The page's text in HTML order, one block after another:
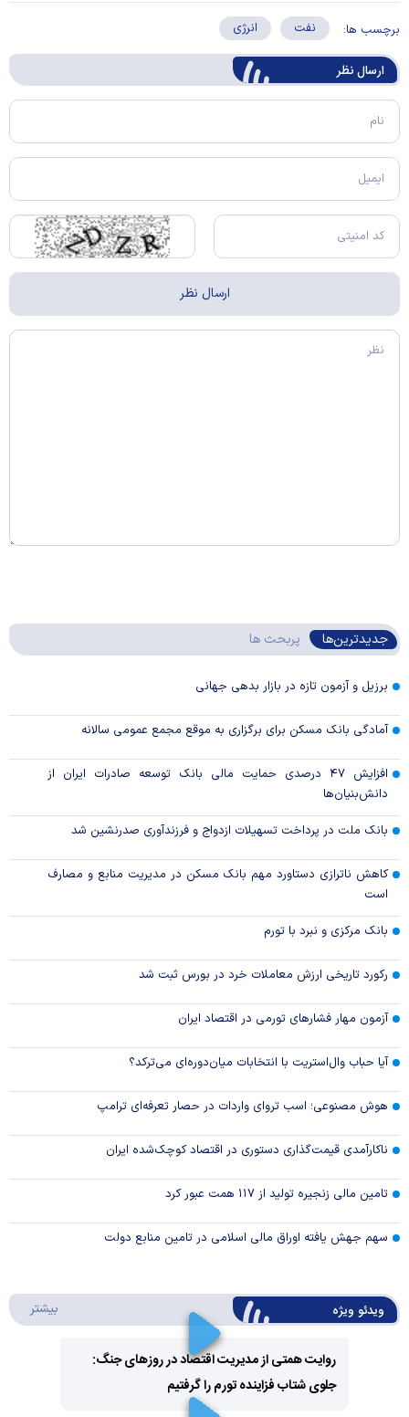
برچسب ها: نفت انرژی
ارسال‌ نظر
جدیدترین‌ها پربحث ها
برزیل و آزمون تازه در بازار بدهی جهانی
آمادگی بانک مسکن برای برگزاری به موقع مجمع عمومی سالانه
افزایش ۴۷ درصدی حمایت مالی بانک توسعه صادرات ایران از
دانش‌بنیان‌ها
بانک ملت در پرداخت تسهیلات ازدواج و فرزندآوری صدرنشین شد
کاهش ناترازی دستاورد مهم بانک مسکن در مدیریت منابع و مصارف
است
بانک مرکزی و نبرد با تورم
رکورد تاریخی ارزش معاملات خرد در بورس ثبت شد
آزمون مهار فشار‌های تورمی در اقتصاد ایران
آیا حباب وال‌استریت با انتخابات میان‌دوره‌ای می‌ترکد؟
هوش مصنوعی؛ اسب تروای واردات در حصار تعرفه‌ای ترامپ
ناکارآمدی قیمت‌گذاری دستوری در اقتصاد کوچک‌شده ایران
تامین مالی زنجیره تولید از ۱۱۷ همت عبور کرد
سهم جهش یافته اوراق مالی اسلامی در تامین منابع دولت
ویدئو ویژه بیشتر
Play
روایت همتی از مدیریت اقتصاد در روزهای جنگ:
جلوی شتاب فزاینده تورم را گرفتیم